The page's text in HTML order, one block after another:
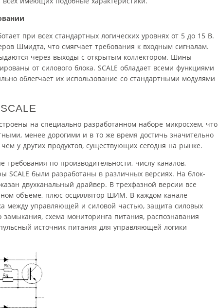
при всех стандартных логических уровнях от 5 до 15 В.
Шмидта, что смягчает требования к входным сигналам.
через выходы с открытым коллектором. Шины
от силового блока. SCALE обладает всеми функциями
облегчает их использование со стандартными модулями
на специально разработанном наборе микросхем, что
менее дорогими и в то же время достичь значительно
у других продуктов, существующих сегодня на рынке.
требования по производительности, числу каналов,
SCALE были разработаны в различных версиях. На блок-
двухканальный драйвер. В трехфазной версии все
объеме, плюс осциллятор ШИМ. В каждом канале
между управляющей и силовой частью, защита силовых
замыкания, схема мониторинга питания, распознавания
источник питания для управляющей логики